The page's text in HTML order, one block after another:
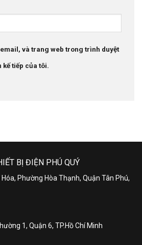
và trang web trong trình duyệt
kế tiếp của tôi.
BỊ ĐIỆN PHÚ QUÝ
Phường Hòa Thạnh, Quận Tân Phú,
1, Quận 6, TP.Hồ Chí Minh